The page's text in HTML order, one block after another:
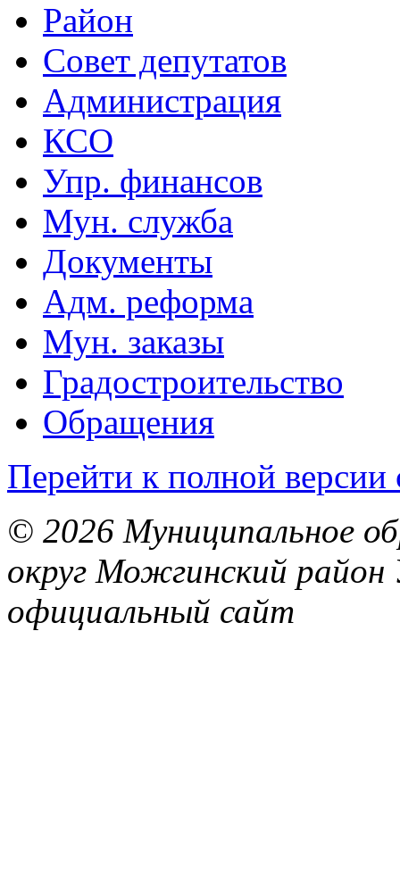
Район
Совет депутатов
Администрация
КСО
Упр. финансов
Мун. служба
Документы
Адм. реформа
Мун. заказы
Градостроительство
Обращения
Перейти к полной версии
© 2026 Муниципальное
округ Можгинский район
официальный сайт